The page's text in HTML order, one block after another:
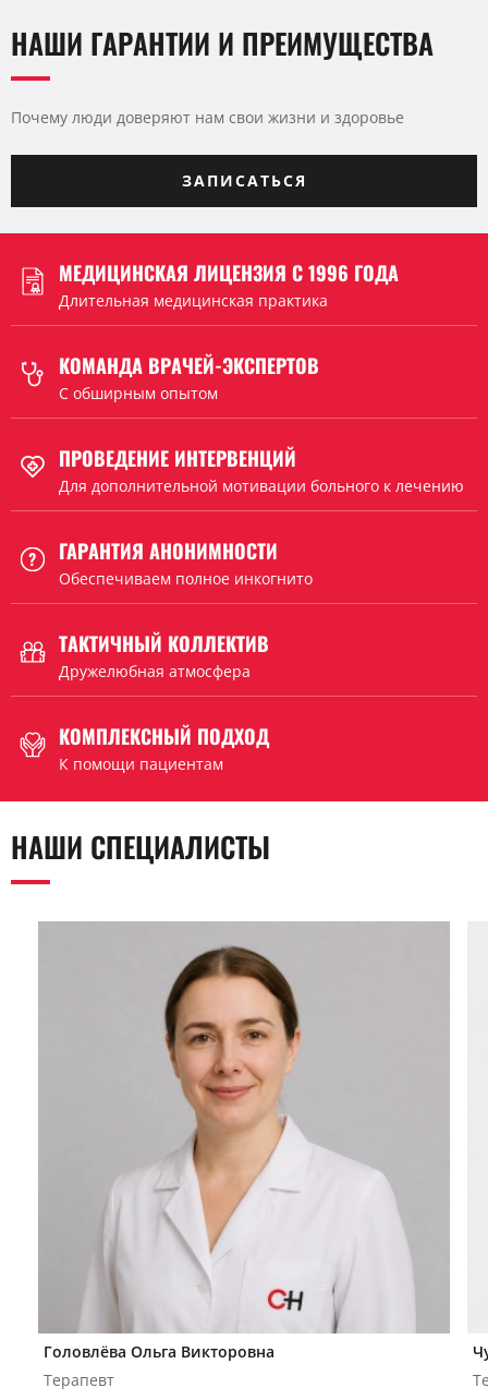
НАШИ ГАРАНТИИ И ПРЕИМУЩЕСТВА
Почему люди доверяют нам свои жизни и здоровье
ЗАПИСАТЬСЯ
МЕДИЦИНСКАЯ ЛИЦЕНЗИЯ С 1996 ГОДА
Длительная медицинская практика
КОМАНДА ВРАЧЕЙ-ЭКСПЕРТОВ
C обширным опытом
ПРОВЕДЕНИЕ ИНТЕРВЕНЦИЙ
Для дополнительной мотивации больного к лечению
ГАРАНТИЯ АНОНИМНОСТИ
Обеспечиваем полное инкогнито
ТАКТИЧНЫЙ КОЛЛЕКТИВ
Дружелюбная атмосфера
КОМПЛЕКСНЫЙ ПОДХОД
К помощи пациентам
НАШИ СПЕЦИАЛИСТЫ
Головлёва Ольга Викторовна
Терапевт